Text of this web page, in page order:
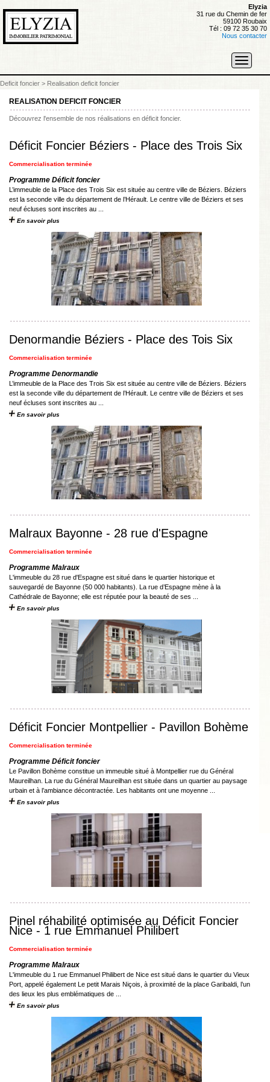
Elyzia
31 rue du Chemin de fer
59100 Roubaix
Tél : 09 72 35 30 70
Nous contacter
Toggle
Deficit foncier > Realisation deficit foncier
REALISATION DEFICIT FONCIER
Découvrez l'ensemble de nos réalisations en déficit foncier.
Déficit Foncier Béziers - Place des Trois Six
Commercialisation terminée
Programme Déficit foncier
L’immeuble de la Place des Trois Six est située au centre ville de Béziers. Béziers
est la seconde ville du département de l’Hérault. Le centre ville de Béziers et ses
neuf écluses sont inscrites au ...
En savoir plus
Denormandie Béziers - Place des Tois Six
Commercialisation terminée
Programme Denormandie
L’immeuble de la Place des Trois Six est située au centre ville de Béziers. Béziers
est la seconde ville du département de l’Hérault. Le centre ville de Béziers et ses
neuf écluses sont inscrites au ...
En savoir plus
Malraux Bayonne - 28 rue d'Espagne
Commercialisation terminée
Programme Malraux
L'immeuble du 28 rue d'Espagne est situé dans le quartier historique et
sauvegardé de Bayonne (50 000 habitants). La rue d’Espagne mène à la
Cathédrale de Bayonne; elle est réputée pour la beauté de ses ...
En savoir plus
Déficit Foncier Montpellier - Pavillon Bohème
Commercialisation terminée
Programme Déficit foncier
Le Pavillon Bohème constitue un immeuble situé à Montpellier rue du Général
Maureilhan. La rue du Général Maureilhan est située dans un quartier au paysage
urbain et à l’ambiance décontractée. Les habitants ont une moyenne ...
En savoir plus
Pinel réhabilité optimisée au Déficit Foncier
Nice - 1 rue Emmanuel Philibert
Commercialisation terminée
Programme Malraux
L'immeuble du 1 rue Emmanuel Philibert de Nice est situé dans le quartier du Vieux
Port, appelé également Le petit Marais Niçois, à proximité de la place Garibaldi, l’un
des lieux les plus emblématiques de ...
En savoir plus